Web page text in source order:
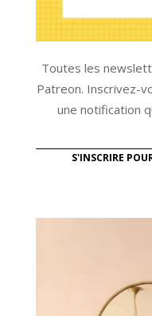
Toutes les
Patreon. Inscrivez-
une notification
S'INSCRIRE